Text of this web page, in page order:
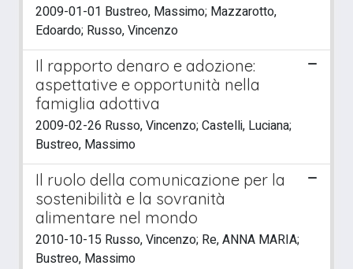
2009-01-01 Bustreo, Massimo; Mazzarotto,
Edoardo; Russo, Vincenzo
Il rapporto denaro e adozione:
aspettative e opportunità nella
famiglia adottiva
2009-02-26 Russo, Vincenzo; Castelli, Luciana;
Bustreo, Massimo
Il ruolo della comunicazione per la
sostenibilità e la sovranità
alimentare nel mondo
2010-10-15 Russo, Vincenzo; Re, ANNA MARIA;
Bustreo, Massimo